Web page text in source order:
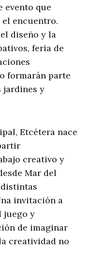
evento que
el encuentro.
diseño y la
feria de
formarán parte
jardines y
Etcétera nace
creativo y
Mar del
invitación a
juego y
de imaginar
creatividad no